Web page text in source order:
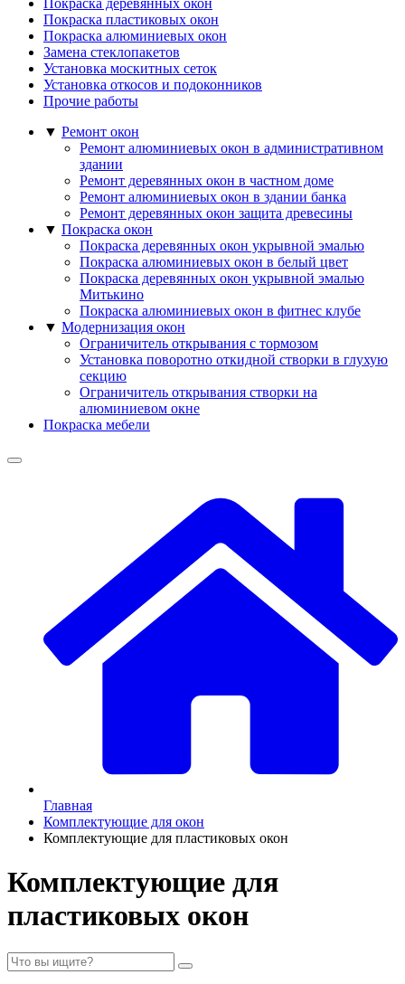
Покраска деревянных окон
Покраска пластиковых окон
Покраска алюминиевых окон
Замена стеклопакетов
Установка москитных сеток
Установка откосов и подоконников
Прочие работы
▼ Ремонт окон
Ремонт алюминиевых окон в административном
здании
Ремонт деревянных окон в частном доме
Ремонт алюминиевых окон в здании банка
Ремонт деревянных окон защита древесины
▼ Покраска окон
Покраска деревянных окон укрывной эмалью
Покраска алюминиевых окон в белый цвет
Покраска деревянных окон укрывной эмалью
Митькино
Покраска алюминиевых окон в фитнес клубе
▼ Модернизация окон
Ограничитель открывания с тормозом
Установка поворотно откидной створки в глухую
секцию
Ограничитель открывания створки на
алюминиевом окне
Покраска мебели
Главная
Комплектующие для окон
Комплектующие для пластиковых окон
Комплектующие для
пластиковых окон